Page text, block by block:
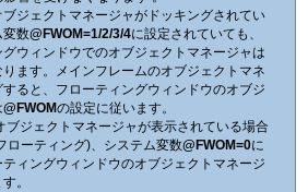
ジェクトマネージャがドッキングされてい
変数@FWOM=1/2/3/4に設定されていても、
ウィンドウでのオブジェクトマネージャは
ます。メインフレームのオブジェクトマネ
ると、フローティングウィンドウのオブジ
@FWOMの設定に従います。
ブジェクトマネージャが表示されている場合
ローティング)、システム変数@FWOM=0に
ィングウィンドウのオブジェクトマネージ
。